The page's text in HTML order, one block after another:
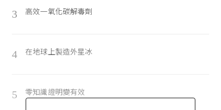
3 高效一氧化碳解毒劑
4 在地球上製造外星冰
5 零知識證明變有效